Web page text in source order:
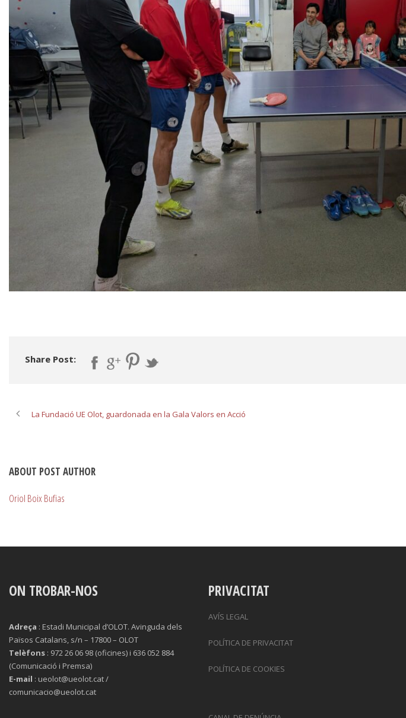
Share Post:
La Fundació UE Olot, guardonada en la Gala Valors en Acció
ABOUT POST AUTHOR
Oriol Boix Bufias
ON TROBAR-NOS
Adreça : Estadi Municipal d’OLOT. Avinguda dels
Països Catalans, s/n – 17800 – OLOT
Telèfons : 972 26 06 98 (oficines) i 636 052 884
(Comunicació i Premsa)
E-mail : ueolot@ueolot.cat /
comunicacio@ueolot.cat
PRIVACITAT
AVÍS LEGAL
POLÍTICA DE PRIVACITAT
POLÍTICA DE COOKIES